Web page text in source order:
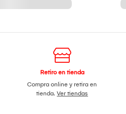
Retiro en tienda
Compra online y retira en
tienda.Ver tiendas